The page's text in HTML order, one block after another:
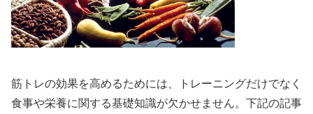
筋トレの効果を高めるためには、トレーニングだけでなく
食事や栄養に関する基礎知識が欠かせません。下記の記事